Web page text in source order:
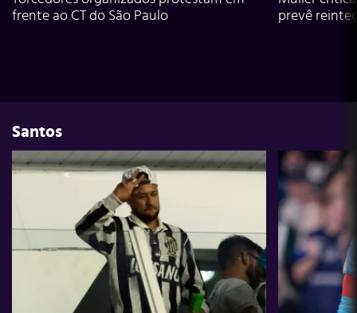
frente ao CT do São Paulo
prevê
Santos